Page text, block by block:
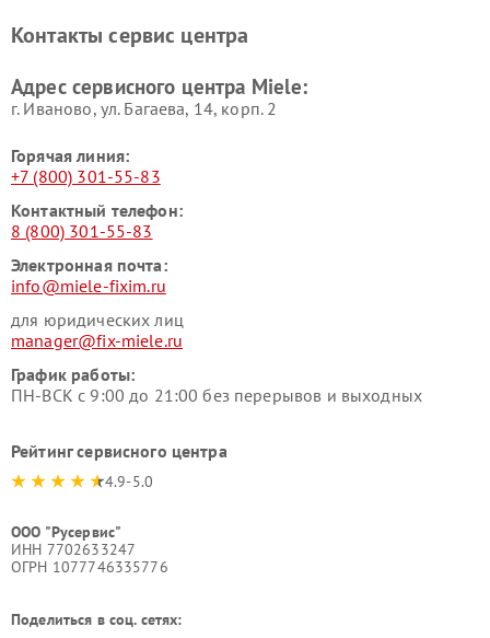
Miele
Miele
пылесосов Miele
Контакты сервис центра
Адрес сервисного центра Miele:
г. Иваново, ул. Багаева, 14, корп. 2
Горячая линия:
+7 (800) 301-55-83
Контактный телефон:
8 (800) 301-55-83
Электронная почта:
info@miele-fixim.ru
для юридических лиц
manager@fix-miele.ru
График работы:
ПН-ВСК с 9:00 до 21:00 без перерывов и выходных
Рейтинг сервисного центра
4.9-5.0
ООО "Русервис"
ИНН 7702633247
ОГРН 1077746335776
Поделиться в соц. сетях: